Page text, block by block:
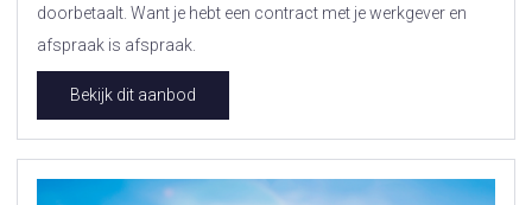
doorbetaalt. Want je hebt een contract met je werkgever en
afspraak is afspraak.
Bekijk dit aanbod